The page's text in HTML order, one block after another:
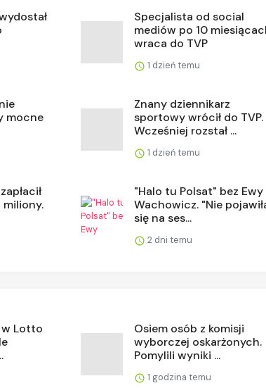
Specjalista od social
mediów po 10
wraca do TVP
1 dzień temu
mocne
Znany dziennikarz
sportowy wrócił do TVP.
Wcześniej rozstał ...
1 dzień temu
miliony.
"Halo tu Polsat" bez Ewy
Wachowicz. "Nie
się na ses...
2 dni temu
w Lotto
Osiem osób z komisji
wyborczej oskarżonych.
Pomylili wyniki ...
1 godzina temu